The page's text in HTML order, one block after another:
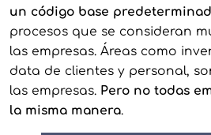
un código base
procesos que se consideran
las empresas. Áreas como
data de clientes y personal,
las empresas. Pero no todas
la misma manera.